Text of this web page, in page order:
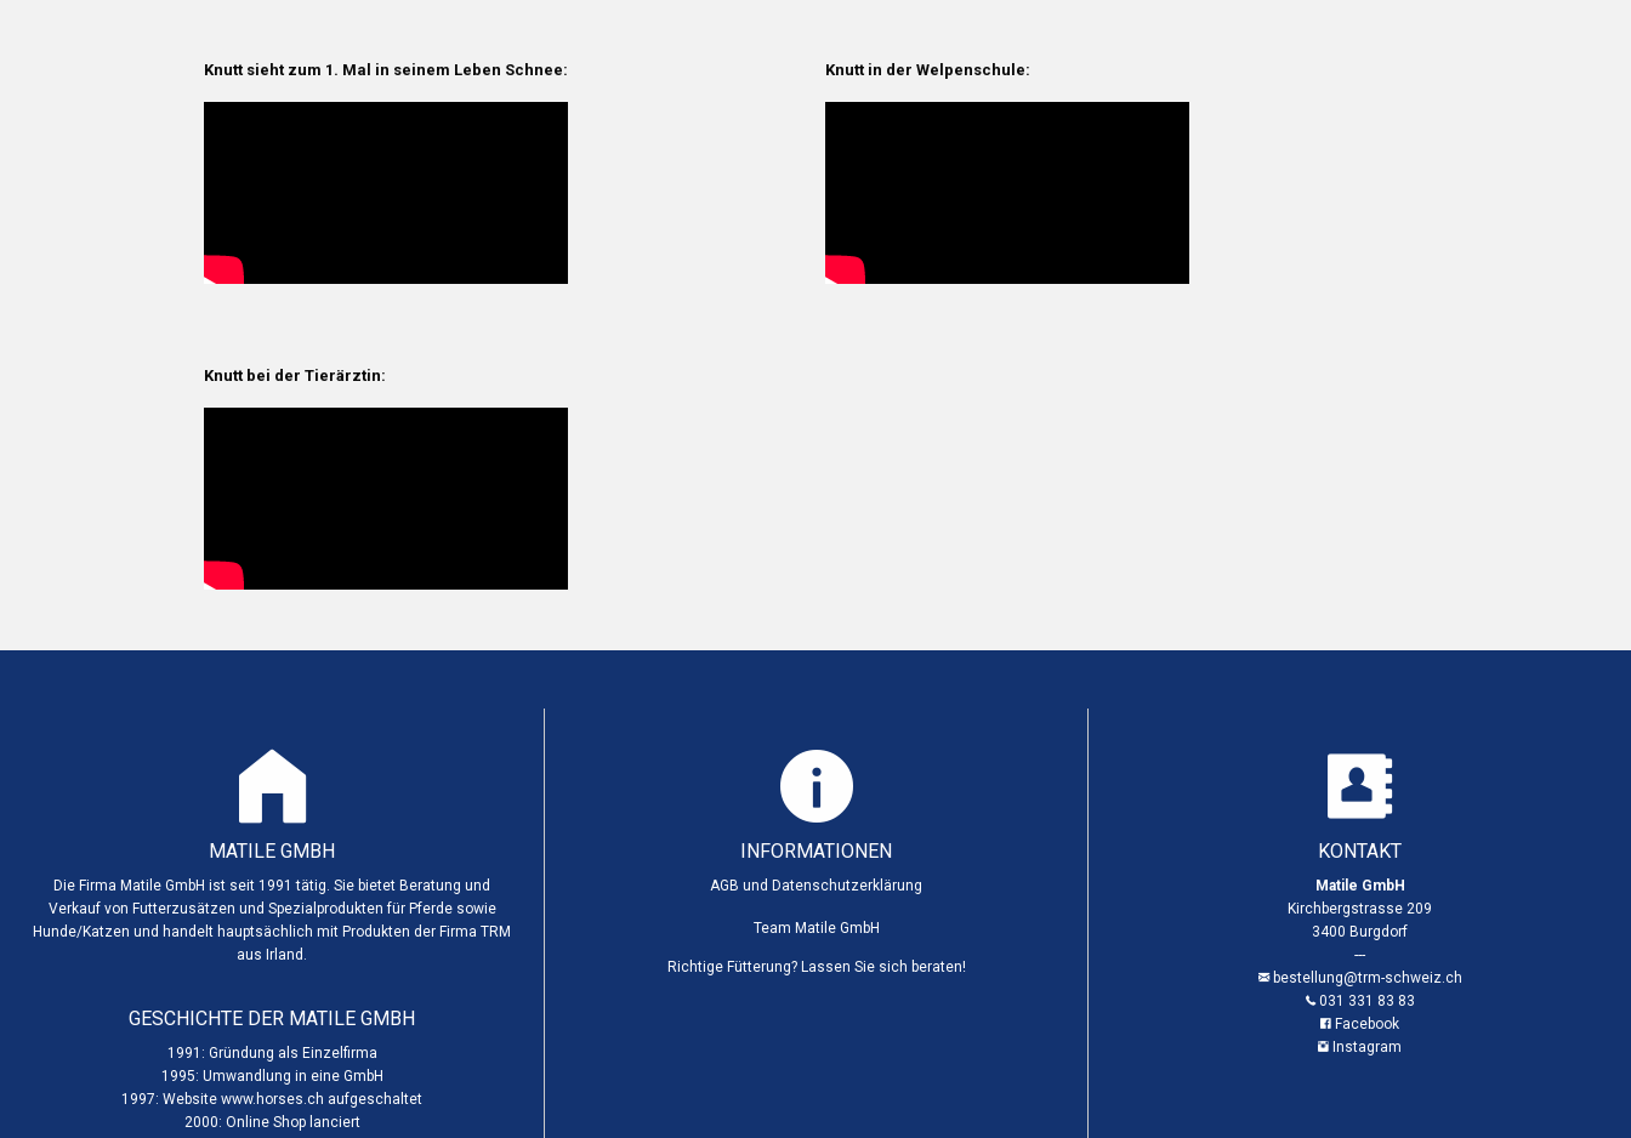
Knutt sieht zum 1. Mal in seinem Leben Schnee: Knutt in der Welpenschule:
Knutt bei der Tierärztin:
MATILE GMBH
Die Firma Matile GmbH ist seit 1991 tätig. Sie bietet Beratung und
Verkauf von Futterzusätzen und Spezialprodukten für Pferde sowie
Hunde/Katzen und handelt hauptsächlich mit Produkten der Firma TRM
aus Irland.
GESCHICHTE DER MATILE GMBH
1991: Gründung als Einzelfirma
1995: Umwandlung in eine GmbH
1997: Website www.horses.ch aufgeschaltet
2000: Online Shop lanciert
INFORMATIONEN
AGB und Datenschutzerklärung
Team Matile GmbH
Richtige Fütterung? Lassen Sie sich beraten!
KONTAKT
Matile GmbH
Kirchbergstrasse 209
3400 Burgdorf
---
bestellung@trm-schweiz.ch
031 331 83 83
Facebook
Instagram